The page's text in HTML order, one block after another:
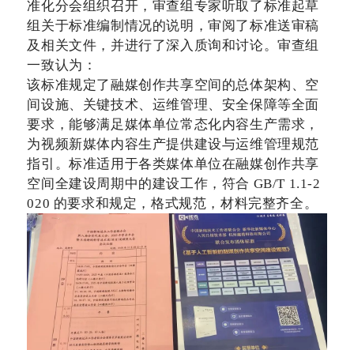
准化分会组织召开，审查组专家听取了标准起草
组关于标准编制情况的说明，审阅了标准送审稿
及相关文件，并进行了深入质询和讨论。审查组
一致认为：
该标准规定了融媒创作共享空间的总体架构、空
间设施、关键技术、运维管理、安全保障等全面
要求，能够满足媒体单位常态化内容生产需求，
为视频新媒体内容生产提供建设与运维管理规范
指引。标准适用于各类媒体单位在融媒创作共享
空间全建设周期中的建设工作，符合 GB/T 1.1-2
020 的要求和规定，格式规范，材料完整齐全。